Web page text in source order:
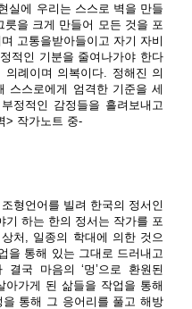
실에 우리는 스스로 벽을 만들
을 크게 만들어 모든 것을 포
고통을받아들이고 자기 자비
적인 기분을 줄여나가야 한다
례이며 의복이다. 정해진 의
스스로에게 엄격한 기준을 세
정적인 감정들을 흘려보내고
> 작가노트 중-
형언어를 빌려 한국의 정서인
기 하는 한의 정서는 작가를 포
처, 일종의 학대에 의한 것으
을 통해 있는 그대로 드러내고
국 마음의 ‘멍’으로 환원된
아가게 된 삶들을 작업을 통해
통해 그 응어리를 풀고 해방